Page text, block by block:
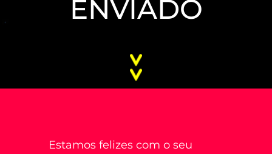
ENVIADO
Estamos felizes com o seu